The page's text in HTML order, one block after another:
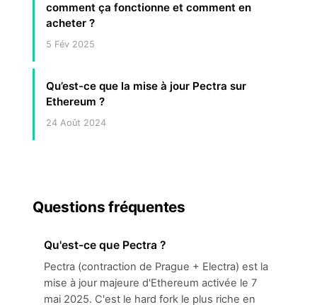
comment ça fonctionne et comment en
acheter ?
5 Fév 2025
Qu’est-ce que la mise à jour Pectra sur
Ethereum ?
24 Août 2024
Questions fréquentes
Qu'est-ce que Pectra ?
Pectra (contraction de Prague + Electra) est la
mise à jour majeure d'Ethereum activée le 7
mai 2025. C'est le hard fork le plus riche en